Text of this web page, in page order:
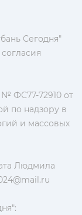
Сегодня"
ФС77-72910 от
по надзору в
и массовых
Людмила